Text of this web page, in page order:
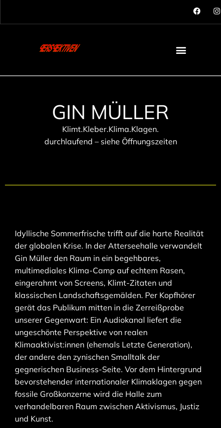
GIN MÜLLER
Klimt.Kleber.Klima.Klagen.
durchlaufend – siehe Öffnungszeiten
Idyllische Sommerfrische trifft auf die harte Realität
der globalen Krise. In der Atterseehalle verwandelt
Gin Müller den Raum in ein begehbares,
multimediales Klima-Camp auf echtem Rasen,
eingerahmt von Screens, Klimt-Zitaten und
klassischen Landschaftsgemälden. Per Kopfhörer
gerät das Publikum mitten in die Zerreißprobe
unserer Gegenwart: Ein Audiokanal liefert die
ungeschönte Perspektive von realen
Klimaaktivist:innen (ehemals Letzte Generation),
der andere den zynischen Smalltalk der
gegnerischen Business-Seite. Vor dem Hintergrund
bevorstehender internationaler Klimaklagen gegen
fossile Großkonzerne wird die Halle zum
verhandelbaren Raum zwischen Aktivismus, Justiz
und Kunst.